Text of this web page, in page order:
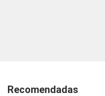
Recomendadas